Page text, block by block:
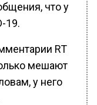
что у
19.
RT
мешают
у него